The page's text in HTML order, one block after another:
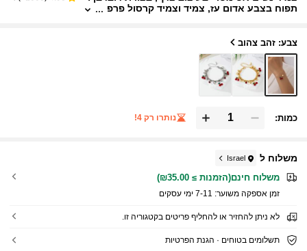
תפוח בצבע אדום עז, צמיד וצמיד קרסול פרפ
צבע: זהב צהוב
כמות: נותרו רק 4!
משלוח ל Israel
משלוח חינם(הזמנות ≥ ₪35.00)
זמן אספקה ​​משוער: 7-11 ימי עסקים
לא ניתן להחזיר או להחליף פריטים בקטגוריה זו.
תשלומים בטוחים · הגנת הפרטיות